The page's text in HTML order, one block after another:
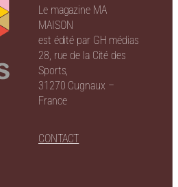
Le magazine MA
MAISON
est édité par GH médias
28, rue de la Cité des
Sports,
31270 Cugnaux –
France
CONTACT